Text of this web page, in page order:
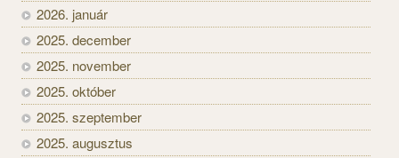
2026. január
2025. december
2025. november
2025. október
2025. szeptember
2025. augusztus